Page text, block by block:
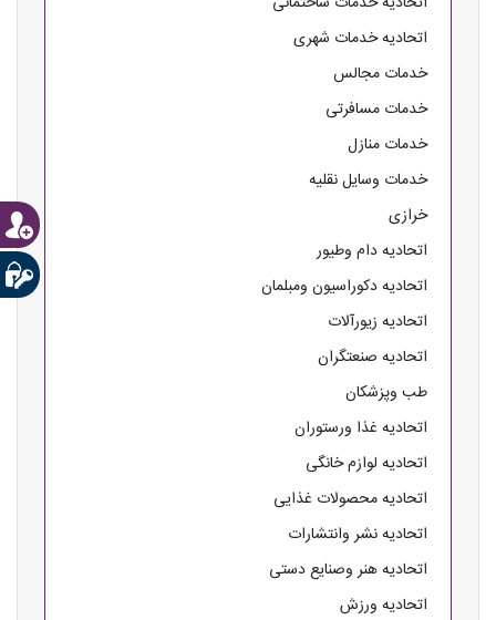
اتحادیه خدمات شهری
خدمات مجالس
خدمات مسافرتی
خدمات منازل
خدمات وسایل نقلیه
خرازی
اتحادیه دام وطیور
اتحادیه دکوراسیون ومبلمان
اتحادیه زیورآلات
اتحادیه صنعتگران
طب وپزشکان
اتحادیه غذا ورستوران
اتحادیه لوازم خانگی
اتحادیه محصولات غذایی
اتحادیه نشر وانتشارات
اتحادیه هنر وصنایع دستی
اتحادیه ورزش